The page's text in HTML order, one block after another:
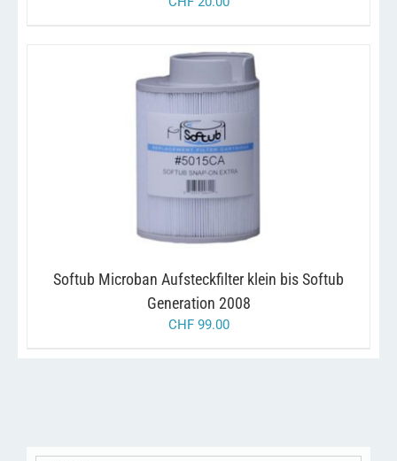
IN DEN WARENKORB / DETAILS
Softub Microban Aufsteckfilter klein bis Softub
Generation 2008
CHF99.00